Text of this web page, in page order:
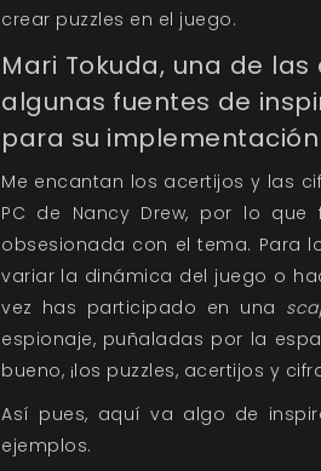
crear puzzles en el juego.
Mari Tokuda, una de
algunas fuentes de
para su
Me encantan los acertijos y las
PC de Nancy Drew, por lo
obsesionada con el tema. Para
variar la dinámica del juego o
vez has participado en una
espionaje, puñaladas por la
bueno, ¡los puzzles, acertijos y
Así pues, aquí va algo de
ejemplos.